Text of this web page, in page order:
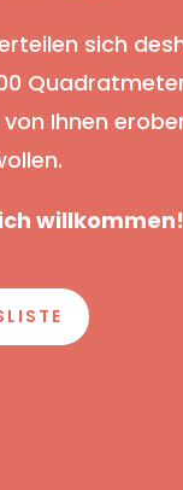
sich
Ihnen
willkommen!